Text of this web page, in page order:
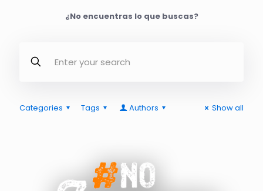
¿No encuentras lo que buscas?
Categories Tags Authors Show all